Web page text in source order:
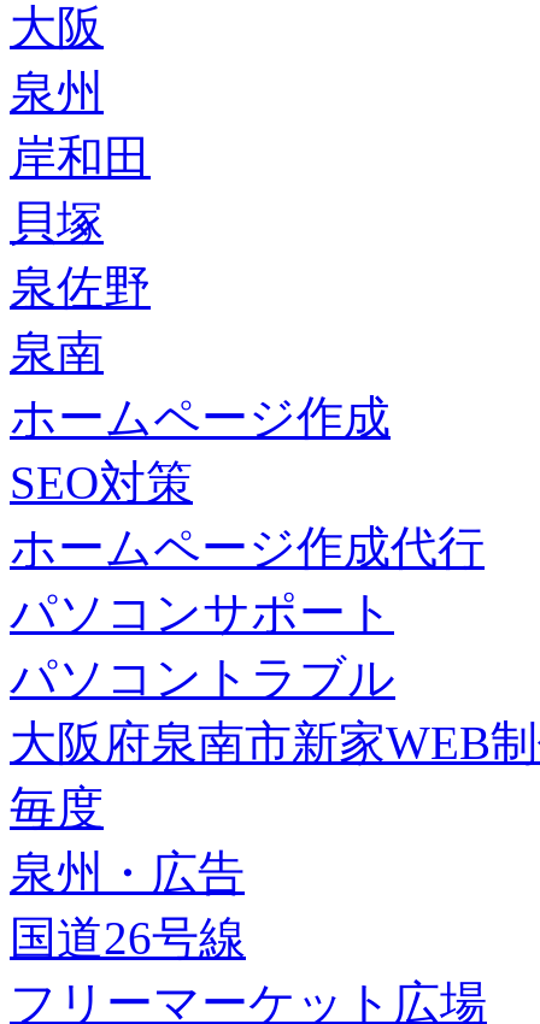
大阪
泉州
岸和田
貝塚
泉佐野
泉南
ホームページ作成
SEO対策
ホームページ作成代行
パソコンサポート
パソコントラブル
大阪府泉南市新家WEB
毎度
泉州・広告
国道26号線
フリーマーケット広場